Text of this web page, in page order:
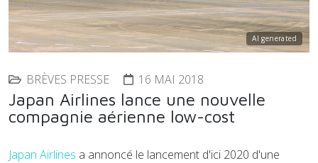
AI generated
BRÈVES PRESSE 16 MAI 2018
Japan Airlines lance une nouvelle
compagnie aérienne low-cost
Japan Airlines a annoncé le lancement d'ici 2020 d'une